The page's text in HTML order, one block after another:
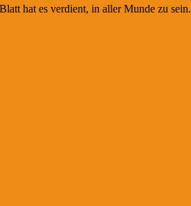
hat es verdient, in aller Munde zu sein.